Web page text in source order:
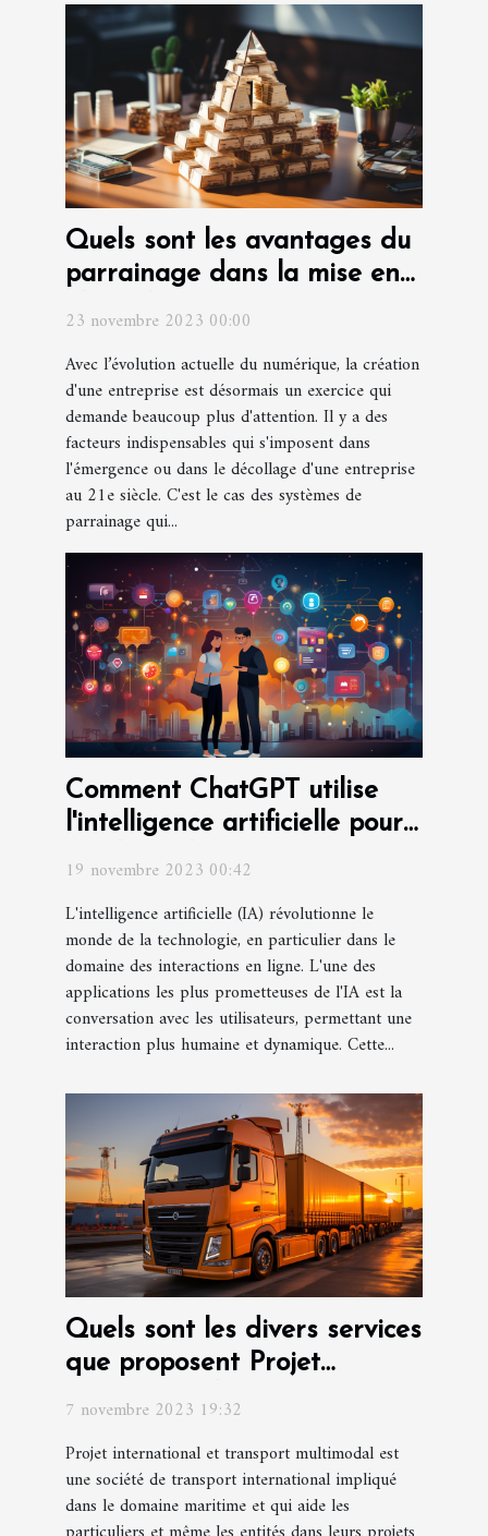
Quels sont les avantages du
parrainage dans la mise en
place d'une entreprise ?
23 novembre 2023 00:00
Avec l’évolution actuelle du numérique, la création
d'une entreprise est désormais un exercice qui
demande beaucoup plus d'attention. Il y a des
facteurs indispensables qui s'imposent dans
l'émergence ou dans le décollage d'une entreprise
au 21e siècle. C'est le cas des systèmes de
parrainage qui...
Comment ChatGPT utilise
l'intelligence artificielle pour
19 novembre 2023 00:42
L'intelligence artificielle (IA) révolutionne le
monde de la technologie, en particulier dans le
domaine des interactions en ligne. L'une des
applications les plus prometteuses de l'IA est la
conversation avec les utilisateurs, permettant une
interaction plus humaine et dynamique. Cette...
Quels sont les divers services
que proposent Projet
international et transport
7 novembre 2023 19:32
Projet international et transport multimodal est
une société de transport international impliqué
dans le domaine maritime et qui aide les